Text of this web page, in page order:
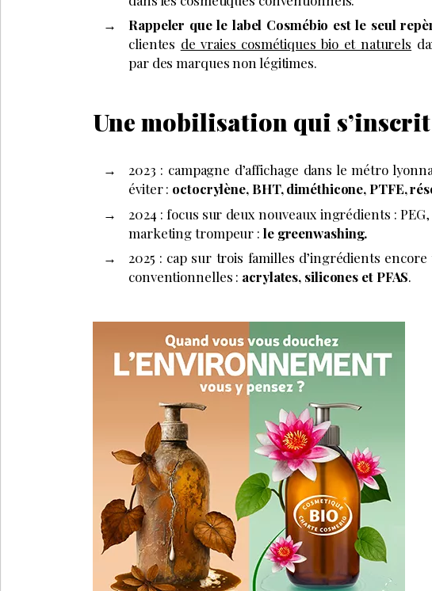
Rappeler que le label Cosmébio est le seul
clientes de vraies cosmétiques bio et naturels
par des marques non légitimes.
Une mobilisation qui
2023 : campagne d’affichage dans le métro
éviter : octocrylène, BHT, diméthicone, PTFE,
2024 : focus sur deux nouveaux ingrédients :
marketing trompeur : le greenwashing.
2025 : cap sur trois familles d’ingrédients
conventionnelles : acrylates, silicones et PFAS.